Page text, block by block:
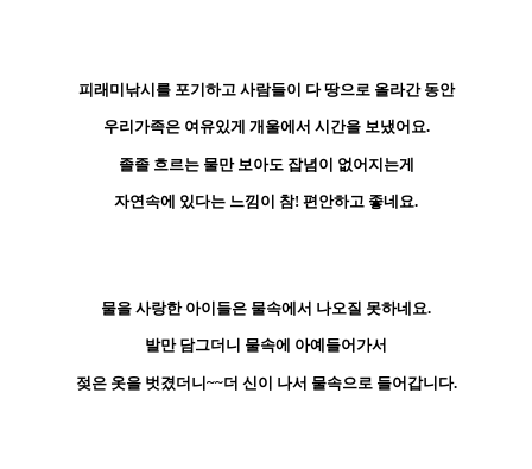
피래미낚시를 포기하고 사람들이 다 땅으로 올라간 동안
우리가족은 여유있게 개울에서 시간을 보냈어요.
졸졸 흐르는 물만 보아도 잡념이 없어지는게
자연속에 있다는 느낌이 참! 편안하고 좋네요.
물을 사랑한 아이들은 물속에서 나오질 못하네요.
발만 담그더니 물속에 아예들어가서
젖은 옷을 벗겼더니~~더 신이 나서 물속으로 들어갑니다.